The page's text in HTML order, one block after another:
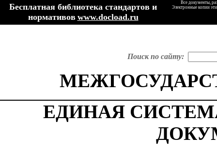
Бесплатная библиотека стандартов и
нормативов www.docload.ru
Все документы,
Электронные копии
Поиск по сайту:
ЕДИНАЯ